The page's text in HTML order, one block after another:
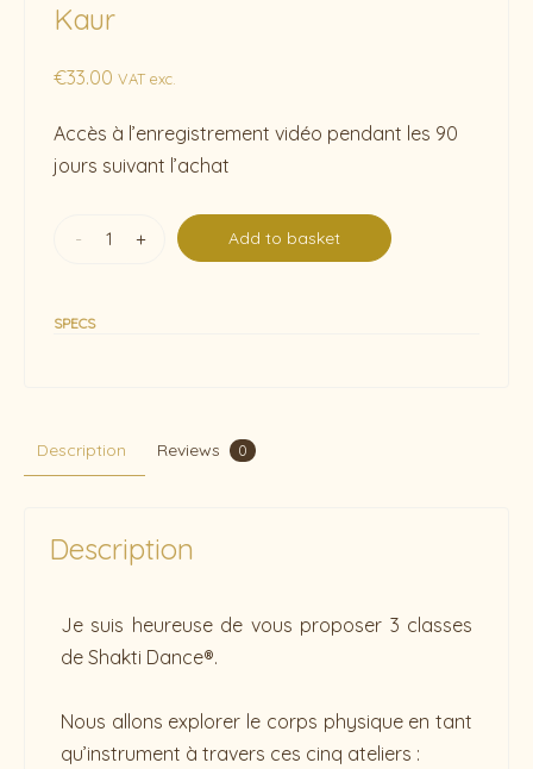
Kaur
€33.00 VAT exc.
Accès à l’enregistrement vidéo pendant les 90
jours suivant l’achat
- + Add to basket
SPECS
Description Reviews 0
Description
Je suis heureuse de vous proposer 3 classes
de Shakti Dance®.
Nous allons explorer le corps physique en tant
qu’instrument à travers ces cinq ateliers :